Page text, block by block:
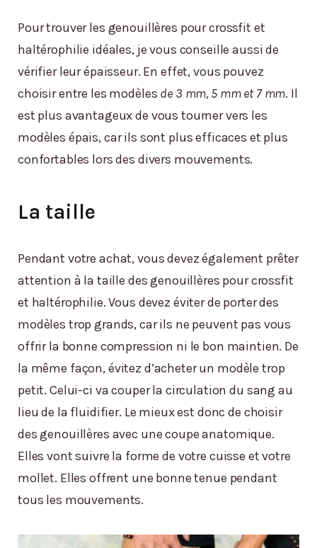
Pour trouver les genouillères pour crossfit et
haltérophilie idéales, je vous conseille aussi de
vérifier leur épaisseur. En effet, vous pouvez
choisir entre les modèles de 3 mm, 5 mm et 7 mm. Il
est plus avantageux de vous tourner vers les
modèles épais, car ils sont plus efficaces et plus
confortables lors des divers mouvements.
La taille
Pendant votre achat, vous devez également prêter
attention à la taille des genouillères pour crossfit
et haltérophilie. Vous devez éviter de porter des
modèles trop grands, car ils ne peuvent pas vous
offrir la bonne compression ni le bon maintien. De
la même façon, évitez d’acheter un modèle trop
petit. Celui-ci va couper la circulation du sang au
lieu de la fluidifier. Le mieux est donc de choisir
des genouillères avec une coupe anatomique.
Elles vont suivre la forme de votre cuisse et votre
mollet. Elles offrent une bonne tenue pendant
tous les mouvements.